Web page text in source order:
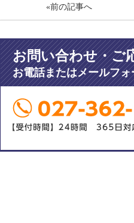
«前の記事へ
お問い合わせ・ご
お電話またはメールフ